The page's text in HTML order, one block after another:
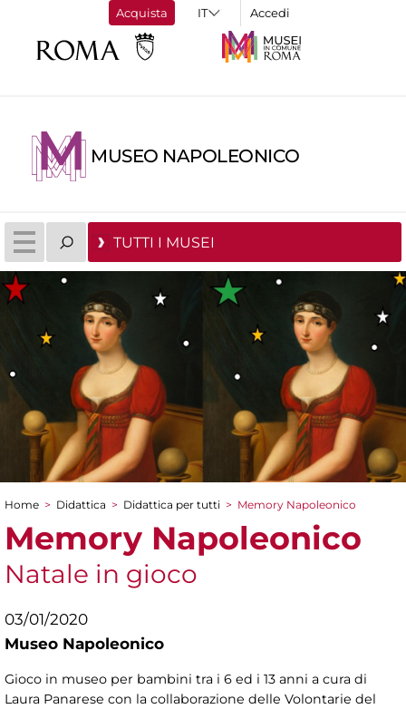
Acquista Accedi
MUSEO NAPOLEONICO
TUTTI I MUSEI
Tu sei qui
Home > Didattica > Didattica per tutti > Memory Napoleonico
Memory Napoleonico
Natale in gioco
03/01/2020
Museo Napoleonico
Gioco in museo per bambini tra i 6 ed i 13 anni a cura di
Laura Panarese con la collaborazione delle Volontarie del